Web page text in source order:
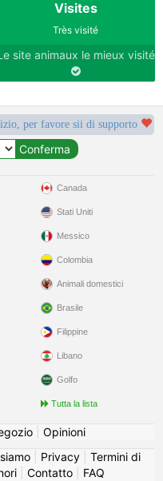
Visites
Très visité
site animaux le mieux visité
per favore sii di supporto
Canada
Stati Uniti
Messico
Colombia
Animali domestici
Brasile
Filippine
Libano
Golfo
Tutta la lista
| Opinioni
| Privacy| Termini di
| Contatto| FAQ